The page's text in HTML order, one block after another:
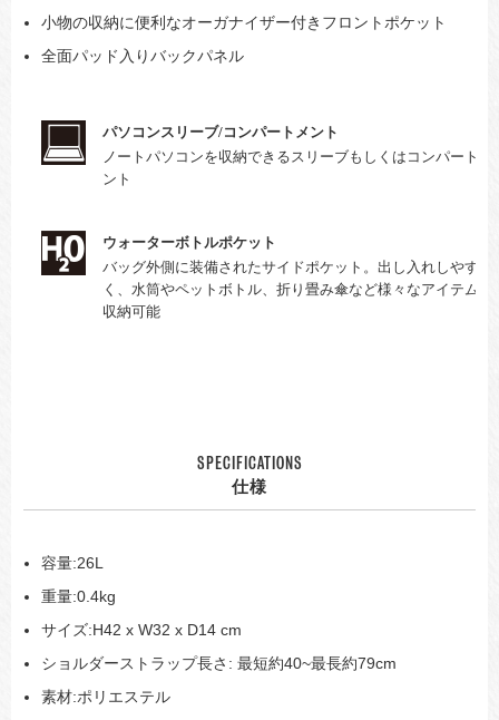
SPECIFICATIONS
仕様
小物の収納に便利なオーガナイザー付きフロントポケット
全面パッド入りバックパネル
パソコンスリーブ/コンパートメント
ノートパソコンを収納できるスリーブもしくはコンパートメ
ント
ウォーターボトルポケット
バッグ外側に装備されたサイドポケット。出し入れしやす
く、水筒やペットボトル、折り畳み傘など様々なアイテムが
収納可能
容量:26L
重量:0.4kg
サイズ:H42 x W32 x D14 cm
ショルダーストラップ長さ: 最短約40~最長約79cm
素材:ポリエステル